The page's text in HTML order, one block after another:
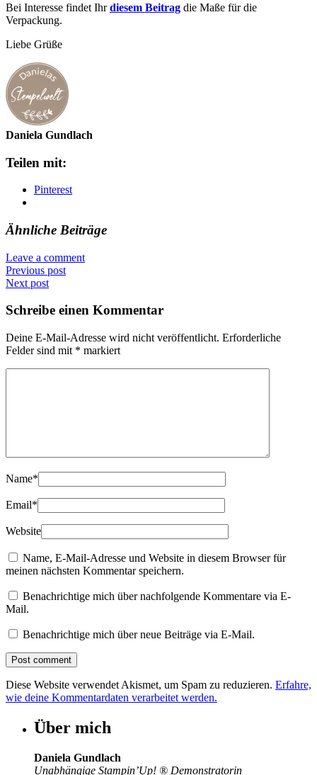
Bei Interesse findet Ihrdiesem Beitrag die Maße für die
Verpackung.
Liebe Grüße
Daniela Gundlach
Teilen mit:
Pinterest
Ähnliche Beiträge
Leave a comment
Previous post
Next post
Schreibe einen Kommentar
Deine E-Mail-Adresse wird nicht veröffentlicht. Erforderliche
Felder sind mit * markiert
Name*
Email*
Website
Name, E-Mail-Adresse und Website in diesem Browser für
meinen nächsten Kommentar speichern.
Benachrichtige mich über nachfolgende Kommentare via E-
Mail.
Benachrichtige mich über neue Beiträge via E-Mail.
Diese Website verwendet Akismet, um Spam zu reduzieren. Erfahre,
wie deine Kommentardaten verarbeitet werden.
Über mich
Daniela Gundlach
Unabhängige Stampin’Up! ® Demonstratorin